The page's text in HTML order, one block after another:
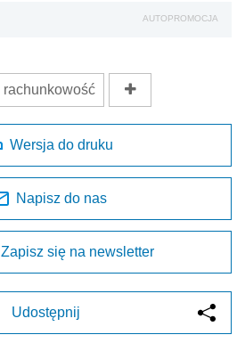
AUTOPROMOCJA
rachunkowość
Wersja do druku
Napisz do nas
Zapisz się na newsletter
Udostępnij